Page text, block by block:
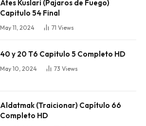
Ates Kuslari (Pajaros de Fuego)
Capitulo 54 Final
May 11, 2024 71 Views
40 y 20 T6 Capitulo 5 Completo HD
May 10, 2024 73 Views
Aldatmak (Traicionar) Capítulo 66
Completo HD